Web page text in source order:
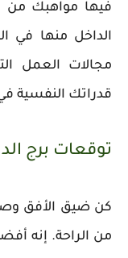
فيها مواهبك من
الداخل منها في
مجالات العمل
قدراتك النفسية
توقعات برج
كن ضيق الأفق
من الراحة. إنه